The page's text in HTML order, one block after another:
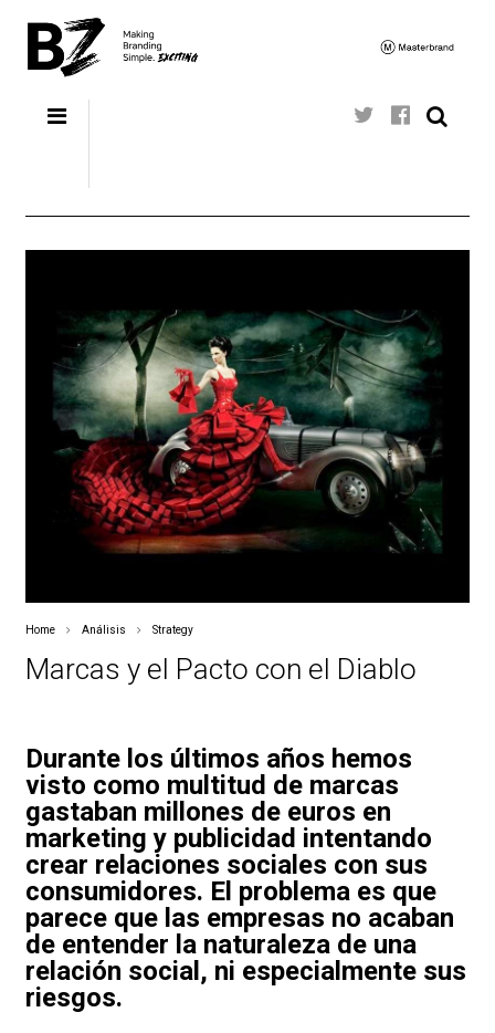
Home Análisis Strategy
Marcas y el Pacto con el Diablo
Durante los últimos años hemos
visto como multitud de marcas
gastaban millones de euros en
marketing y publicidad intentando
crear relaciones sociales con sus
consumidores. El problema es que
parece que las empresas no acaban
de entender la naturaleza de una
relación social, ni especialmente sus
riesgos.